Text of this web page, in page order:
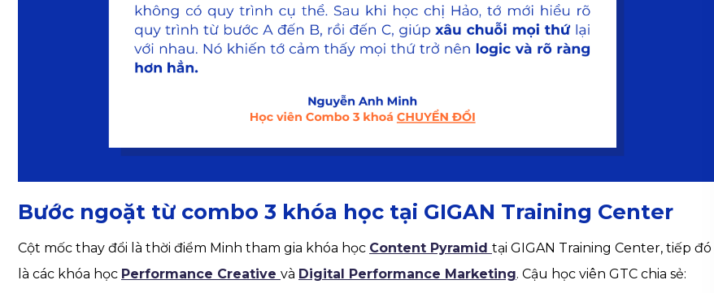
Bước ngoặt từ combo 3 khóa học tại GIGAN Training Center
Cột mốc thay đổi là thời điểm Minh tham gia khóa học Content Pyramid tại GIGAN Training Center, tiếp đó
là các khóa học Performance Creative và Digital Performance Marketing. Cậu học viên GTC chia sẻ: